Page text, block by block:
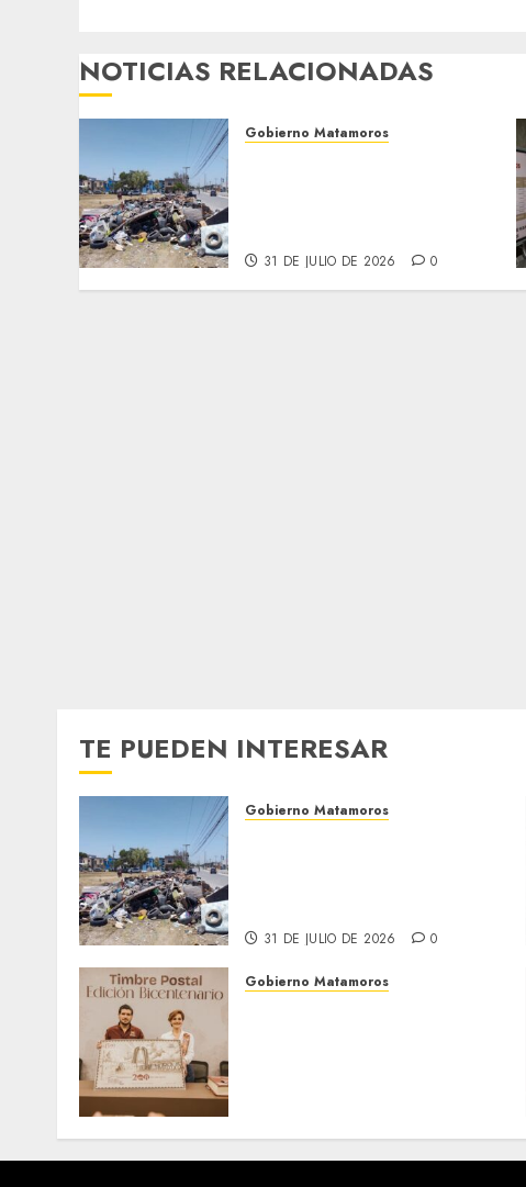
NOTICIAS RELACIONADAS
Gobierno Matamoros
31 DE JULIO DE 2026 0
TE PUEDEN INTERESAR
Gobierno Matamoros
31 DE JULIO DE 2026 0
Gobierno Matamoros
28 DE JULIO DE 2026 0